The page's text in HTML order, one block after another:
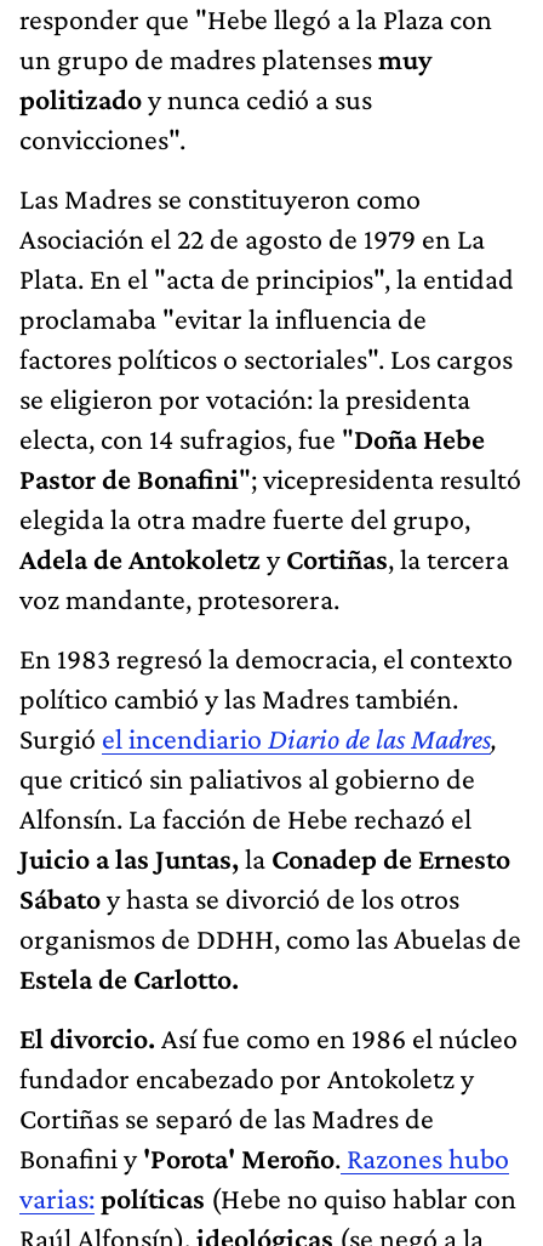
responder que "Hebe llegó a la Plaza con
un grupo de madres platensesmuy
politizadoy nunca cedió a sus
convicciones".
Las Madres se constituyeron como
Asociación el 22 de agosto de 1979 en La
Plata. En el "acta de principios", la entidad
proclamaba "evitar la influencia de
factores políticos o sectoriales". Los cargos
se eligieron por votación: la presidenta
electa, con 14 sufragios, fue "Doña Hebe
Pastor de Bonafini"; vicepresidenta resultó
elegida la otra madre fuerte del grupo,
Adela de AntokoletzyCortiñas, la tercera
voz mandante, protesorera.
En 1983 regresó la democracia, el contexto
político cambió y las Madres también.
Surgió el incendiario Diario de las Madres,
que criticó sin paliativos al gobierno de
Alfonsín. La facción de Hebe rechazó el
Juicio a las Juntas,la Conadep de Ernesto
Sábatoy hasta se divorció de los otros
organismos de DDHH, como las Abuelas de
Estela de Carlotto.
El divorcio. Así fue como en 1986 el núcleo
fundador encabezado por Antokoletz y
Cortiñas se separó de las Madres de
Bonafini y'Porota' Meroño. Razones hubo
varias:políticas (Hebe no quiso hablar con
Raúl Alfonsín), ideológicas (se negó a la